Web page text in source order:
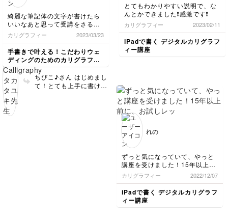
綺麗な筆記体の文字が書けたら
いいなあと思って受講をさるこ
とにしました！
基本のストローク先生の説明を
聞きながらシートで練習してみ
ました。
カリグラフィー 2023/03/23
手書きで叶える！こだわりウェ
ディングのためのカリグラフィ
ー講座
ちびこ♪さん はじめまし
て！とても上手に書けて
とてもわかりやすい説明で、な
んとかできました❗️感激です❗️
カリグラフィー 2023/02/11
iPadで書く デジタルカリグラフ
ィー講座
れの
ずっと気になっていて、やっと
講座を受けました！15年以上前
に、お試しレッスンのワークシ
ョップを受講 その後ずっとで
きずにいましたが
また練習できるのでとてもうれ
しいです！ 筆圧が強いので力
カリグラフィー 2022/12/07
iPadで書く デジタルカリグラフ
ィー講座